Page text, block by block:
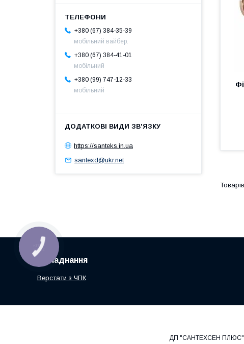
+380 (67) 384-35-39
мобільний вайбер.
+380 (67) 384-41-01
мобільний
+380 (99) 747-12-33
мобільний
https://santeks.in.ua
santexd@ukr.net
Обладнання
Верстати з ЧПК
КНОПКА
ЗВ'ЯЗКУ